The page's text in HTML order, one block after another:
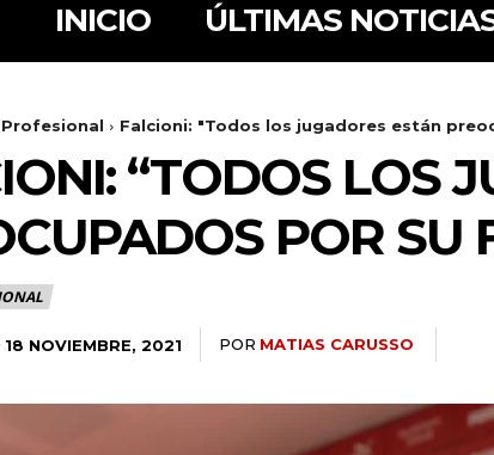
INICIO ÚLTIMAS
Falcioni: "Todos los jugadores están
“TODOS LOS
POR SU
18 NOVIEMBRE, 2021 POR MATIAS CARUSSO